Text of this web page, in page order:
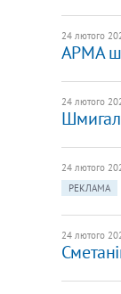
24 лютого
АРМА
24 лютого
24 лютого
РЕКЛАМА
24 лютого